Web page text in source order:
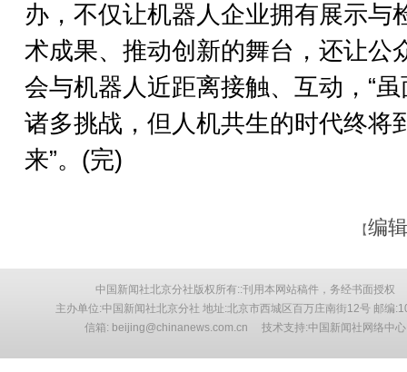
办，不仅让机器人企业拥有展示与
术成果、推动创新的舞台，还让公
会与机器人近距离接触、互动，“
诸多挑战，但人机共生的时代终将
来”。(完)
【编
中国新闻社北京分社版权所有::刊用本网站稿件，务经书面授权
主办单位:中国新闻社北京分社 地址:北京市西城区百万庄南街12号 邮编
信箱: beijing@chinanews.com.cn 技术支持:中国新闻社网络中心